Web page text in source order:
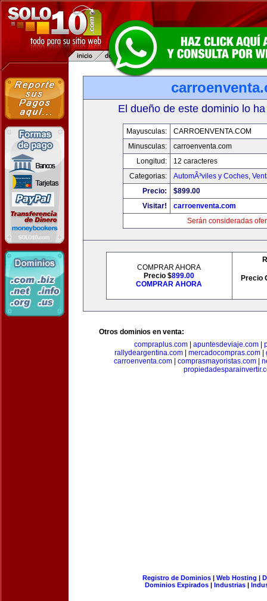
El dueño de este dominio lo
Mayusculas:
CARROENVENTA.COM
Minusculas:
carroenventa.com
Longitud:
12 caracteres
Categorias:
AutomÃ³viles y Coches,
Precio:
$899.00
Visitar!
carroenventa.com
Serán consideradas
COMPRAR AHORA
Precio $899.00
COMPRAR AHORA
Precio
Otros dominios en venta:
compraplus.com| apuntesdeviaje.com|
rallydeargentina.com
mercadocompras.com
carroenventa.com| comprasmayoristas.com|
Registro de Dominios| Web Hosting |
Dominios Expirados | Industrias |